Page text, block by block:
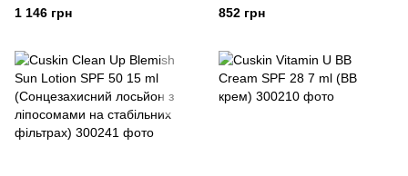
вітаміном U та вітаміном B12)
1 146 грн
до кушону), 23 Natural Beige
852 грн